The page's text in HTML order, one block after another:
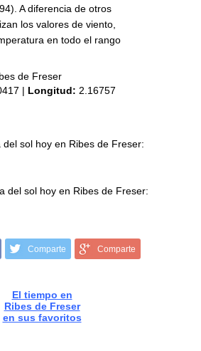
A diferencia de otros
los valores de viento,
en todo el rango
de Freser
| Longitud: 2.16757
del sol hoy en Ribes de Freser:
del sol hoy en Ribes de Freser:
Comparte Comparte
El tiempo en
Ribes de Freser
en sus favoritos